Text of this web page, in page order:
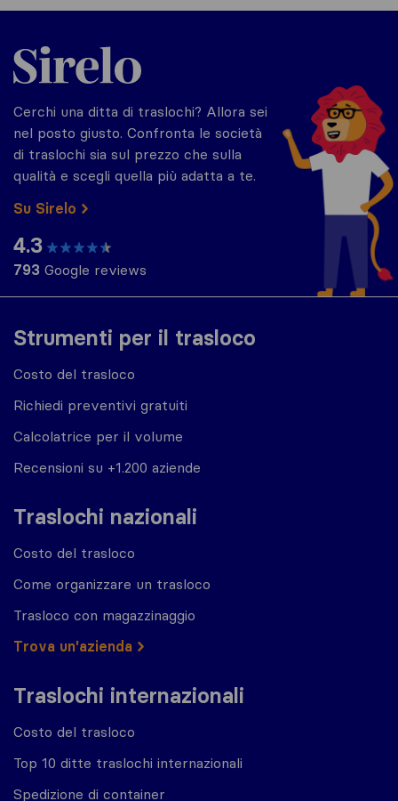
Strumenti per il trasloco
Costo del trasloco
Richiedi preventivi gratuiti
Calcolatrice per il volume
Recensioni su +1.200 aziende
Traslochi nazionali
Costo del trasloco
Come organizzare un trasloco
Trasloco con magazzinaggio
Trova un'azienda
Traslochi internazionali
Costo del trasloco
Top 10 ditte traslochi internazionali
Spedizione di container
Sirelo.it
Cerchi una ditta di traslochi? Allora sei
nel posto giusto. Confronta le società
di traslochi sia sul prezzo che sulla
qualità e scegli quella più adatta a te.
Su Sirelo
4.3
793 Google reviews